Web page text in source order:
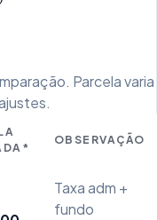
Parcela varia
OBSERVAÇÃO
Taxa adm +
fundo